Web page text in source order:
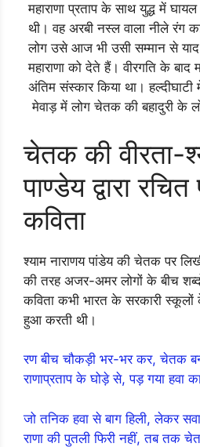
महाराणा प्रताप के साथ युद्ध में
थी। वह अरबी नस्ल वाला नीले रंग
लोग उसे आज भी उसी सम्मान से
महाराणा को देते हैं। वीरगति के
अंतिम संस्कार किया था।
मेवाड़ में लोग चेतक की बहादुरी के
चेतक की वीरता-
पाण्डेय द्वारा रचित
कविता
श्याम नाराणय पांडेय की चेतक पर
की तरह अजर-अमर लोगों के बीच
कविता कभी भारत के सरकारी स्कूलों
हुआ करती थी।
रण बीच चौकड़ी भर-भर कर, चेतक बन
राणाप्रताप के घोड़े से, पड़ गया हवा
जो तनिक हवा से बाग हिली, लेकर
राणा की पुतली फिरी नहीं, तब तक